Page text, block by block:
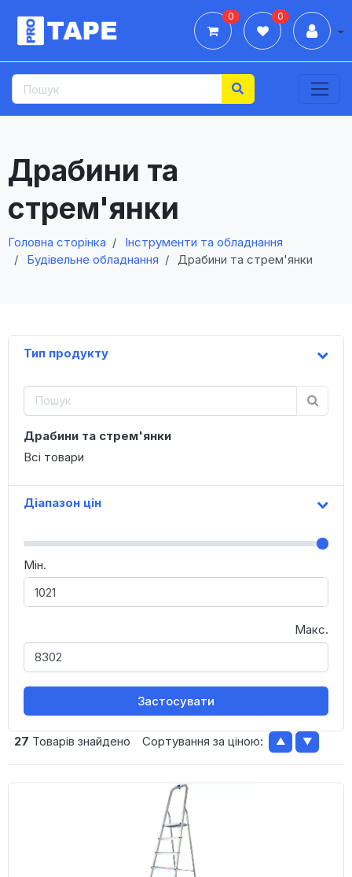
0 0
Драбини та
стрем'янки
Головна сторінка
Інструменти та обладнання
Будівельне обладнання
Драбини та стрем'янки
Тип продукту
Драбини та стрем'янки
Всі товари
Діапазон цін
Мін.
Макс.
Застосувати
27 Товарів знайдено Сортування за ціною: ▲ ▼